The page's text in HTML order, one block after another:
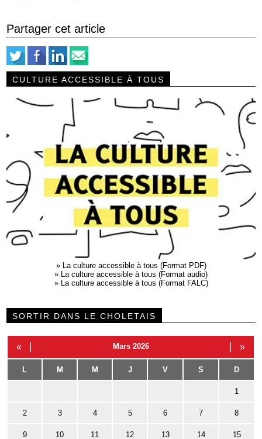
Partager cet article
CULTURE ACCESSIBLE À TOUS
» La culture accessible à tous (Format PDF)
» La culture accessible à tous (Format audio)
» La culture accessible à tous (Format FALC)
SORTIR DANS LE CHOLETAIS
« Mars 2026 »
L M M J V S D
1
2 3 4 5 6 7 8
9 10 11 12 13 14 15